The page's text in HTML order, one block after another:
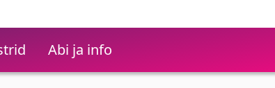
Abi ja info